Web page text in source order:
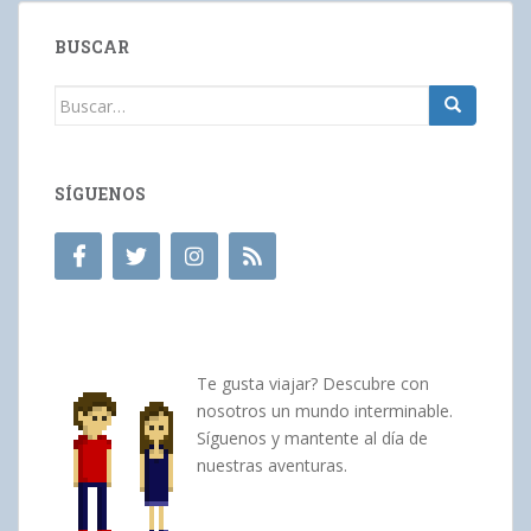
ENTRADAS
BUSCAR
Buscar:
SÍGUENOS
Te gusta viajar? Descubre con
nosotros un mundo interminable.
Síguenos y mantente al día de
nuestras aventuras.